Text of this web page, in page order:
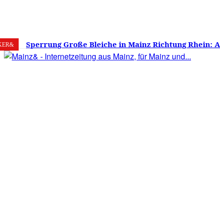
9. August 2026 28.9 Mainz
Sperrung Große Bleiche in Mainz Richtung Rhein:
verwirrt, Mainzer stinksauer – Haben die Mainzer